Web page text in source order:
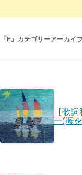
「F 」カテゴリーアーカイ
【歌
ー(海